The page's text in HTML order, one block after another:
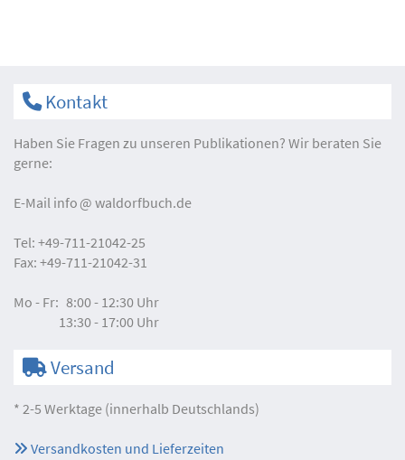
Kontakt
Haben Sie Fragen zu unseren Publikationen? Wir beraten Sie
gerne:
E-Mail info waldorfbuch.de
Tel: +49-711-21042-25
Fax: +49-711-21042-31
Mo - Fr: 8:00 - 12:30 Uhr
13:30 - 17:00 Uhr
Versand
* 2-5 Werktage (innerhalb Deutschlands)
Versandkosten und Lieferzeiten